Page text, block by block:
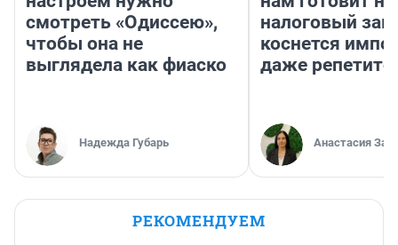
смотреть «Одиссею»,
чтобы она не
выглядела как фиаско
Надежда Губарь
налоговый
коснется
даже
Анастасия
РЕКОМЕНДУЕМ